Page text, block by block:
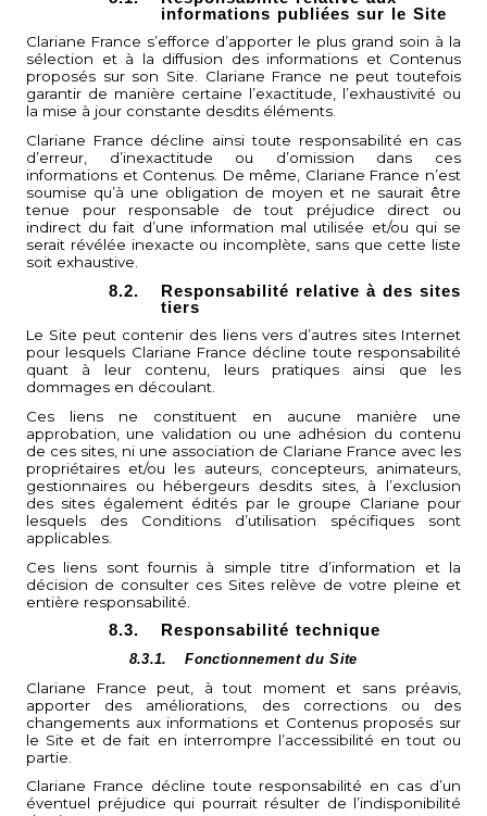
informations publiées sur le Site
Clariane France s’efforce d’apporter le plus grand soin à la
sélection et à la diffusion des informations et Contenus
proposés sur son Site. Clariane France ne peut toutefois
garantir de manière certaine l’exactitude, l’exhaustivité ou
la mise à jour constante desdits éléments.
Clariane France décline ainsi toute responsabilité en cas
d’erreur, d’inexactitude ou d’omission dans ces
informations et Contenus. De même, Clariane France n’est
soumise qu’à une obligation de moyen et ne saurait être
tenue pour responsable de tout préjudice direct ou
indirect du fait d’une information mal utilisée et/ou qui se
serait révélée inexacte ou incomplète, sans que cette liste
soit exhaustive.
8.2.
Responsabilité relative à des sites
tiers
Le Site peut contenir des liens vers d’autres sites Internet
pour lesquels Clariane France décline toute responsabilité
quant à leur contenu, leurs pratiques ainsi que les
dommages en découlant.
Ces liens ne constituent en aucune manière une
approbation, une validation ou une adhésion du contenu
de ces sites, ni une association de Clariane France avec les
propriétaires et/ou les auteurs, concepteurs, animateurs,
gestionnaires ou hébergeurs desdits sites, à l’exclusion
des sites également édités par le groupe Clariane pour
lesquels des Conditions d’utilisation spécifiques sont
applicables.
Ces liens sont fournis à simple titre d’information et la
décision de consulter ces Sites relève de votre pleine et
entière responsabilité.
8.3.
Responsabilité technique
8.3.1. Fonctionnement du Site
Clariane France peut, à tout moment et sans préavis,
apporter des améliorations, des corrections ou des
changements aux informations et Contenus proposés sur
le Site et de fait en interrompre l’accessibilité en tout ou
partie.
Clariane France décline toute responsabilité en cas d’un
éventuel préjudice qui pourrait résulter de l’indisponibilité